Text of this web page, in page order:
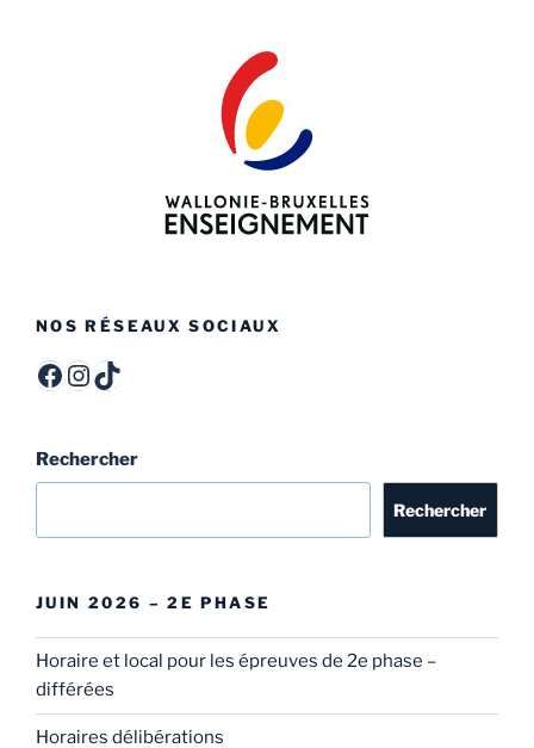
NOS RÉSEAUX SOCIAUX
ITCF Félicien Rops - Officiel - itcffr
itcffr
Rechercher
Rechercher
JUIN 2026 – 2E PHASE
Horaire et local pour les épreuves de 2e phase –
différées
Horaires délibérations